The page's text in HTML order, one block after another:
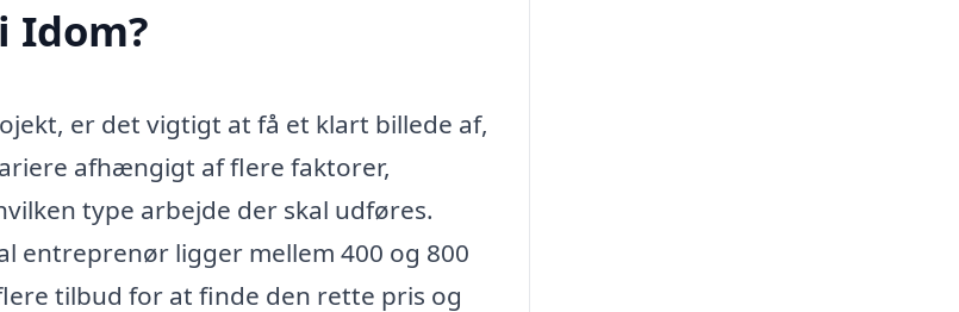
Idom?
er det vigtigt at få et klart billede af,
afhængigt af flere faktorer,
type arbejde der skal udføres.
entreprenør ligger mellem 400 og 800
tilbud for at finde den rette pris og